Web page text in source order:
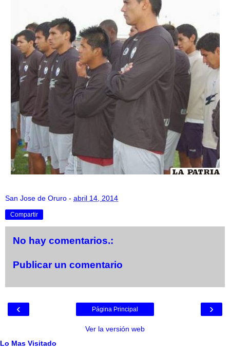
San Jose de Oruro - abril 14, 2014
Compartir
No hay comentarios.:
Publicar un comentario
‹ ›
Página Principal
Ver la versión web
Lo Mas Visitado